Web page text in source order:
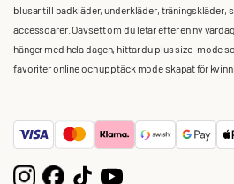
blusar till badkläder, underkläder, träningskläder,
accessoarer. Oavsett om du letar efter en ny
hänger med hela dagen, hittar du plus size-mode
favoriter online och upptäck mode skapat för